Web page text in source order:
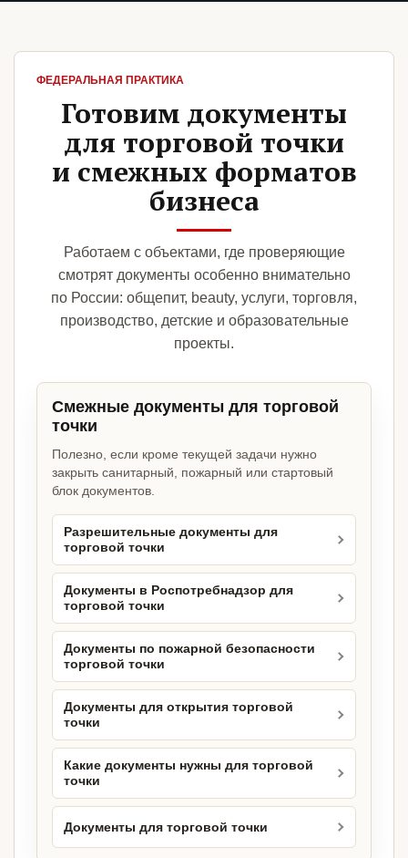
ФЕДЕРАЛЬНАЯ ПРАКТИКА
Готовим документы
для торговой точки
и смежных форматов
бизнеса
Работаем с объектами, где проверяющие
смотрят документы особенно внимательно
по России: общепит, beauty, услуги, торговля,
производство, детские и образовательные
проекты.
Смежные документы для торговой
точки
Полезно, если кроме текущей задачи нужно
закрыть санитарный, пожарный или стартовый
блок документов.
Разрешительные документы для
торговой точки
Документы в Роспотребнадзор для
торговой точки
Документы по пожарной безопасности
торговой точки
Документы для открытия торговой
точки
Какие документы нужны для торговой
точки
Документы для торговой точки